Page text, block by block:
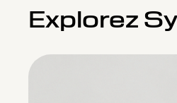
Explorez